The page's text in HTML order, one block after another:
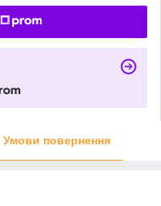
Умови повернення